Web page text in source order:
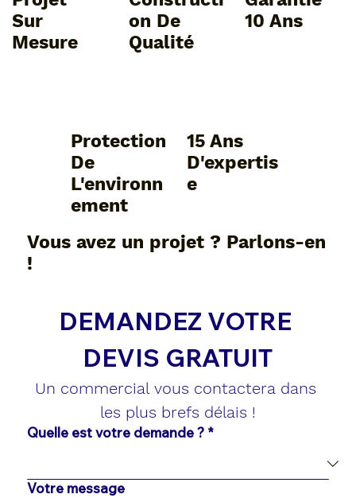
Sur
Mesure
On De
Qualité
10 Ans
Protection
De
L'environn
Ement
15 Ans
D'expertis
E
Vous avez un projet ? Parlons-en
!
DEVIS GRATUIT
Un commercial vous contactera dans
les plus brefs délais !
Quelle est votre demande ? *
Votre message